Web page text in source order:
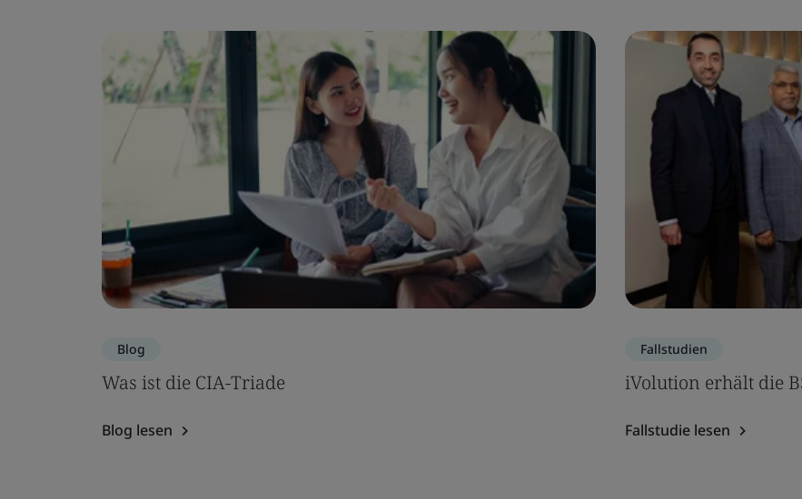
Blog
Was ist die CIA-Triade
Blog lesen
Fallstudien
iVolution erhält die
Fallstudie lesen